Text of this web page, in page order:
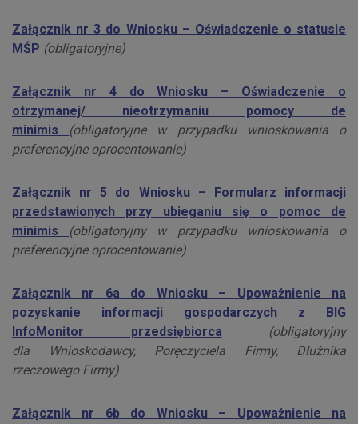
Załącznik nr 3 do Wniosku – Oświadczenie o statusie
MŚP (obligatoryjne)
Załącznik nr 4 do Wniosku – Oświadczenie o
otrzymanej/ nieotrzymaniu pomocy de
minimis (obligatoryjne w przypadku wnioskowania o
preferencyjne oprocentowanie)
Załącznik nr 5 do Wniosku – Formularz informacji
przedstawionych przy ubieganiu się o pomoc de
minimis
(obligatoryjny w przypadku wnioskowania o
preferencyjne oprocentowanie)
Załącznik nr 6a do Wniosku – Upoważnienie na
pozyskanie informacji gospodarczych z BIG
InfoMonitor przedsiębiorca
(obligatoryjny
dla
Wnioskodawcy, Poręczyciela Firmy, Dłużnika
rzeczowego Firmy)
Załącznik nr 6b do Wniosku – Upoważnienie na